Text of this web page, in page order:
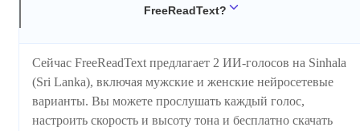
FreeReadText?
Сейчас FreeReadText предлагает 2 ИИ-голосов на Sinhala
(Sri Lanka), включая мужские и женские нейросетевые
варианты. Вы можете прослушать каждый голос,
настроить скорость и высоту тона и бесплатно скачать